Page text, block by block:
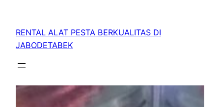
RENTAL ALAT PESTA BERKUALITAS DI
JABODETABEK